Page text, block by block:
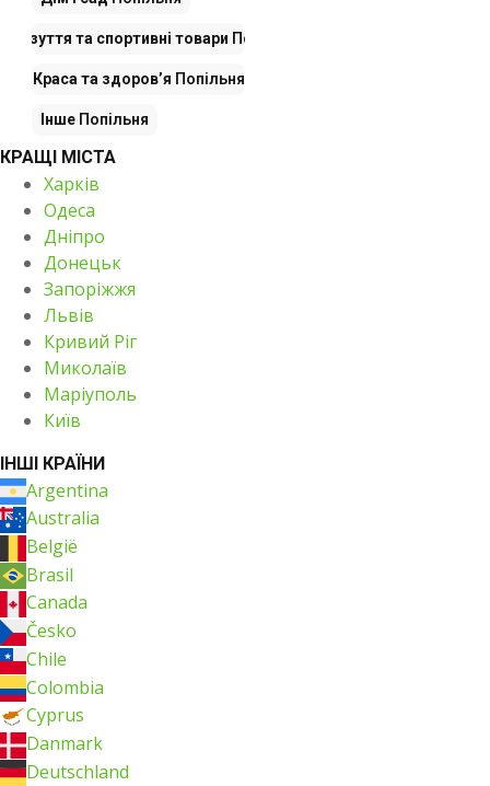
взуття та спортивні товари Попільня
Краса та здоров’я Попільня
Інше Попільня
КРАЩІ МІСТА
Харків
Одеса
Дніпро
Донецьк
Запоріжжя
Львів
Кривий Ріг
Миколаїв
Маріуполь
Київ
ІНШІ КРАЇНИ
Argentina
Australia
België
Brasil
Canada
Česko
Chile
Colombia
Cyprus
Danmark
Deutschland